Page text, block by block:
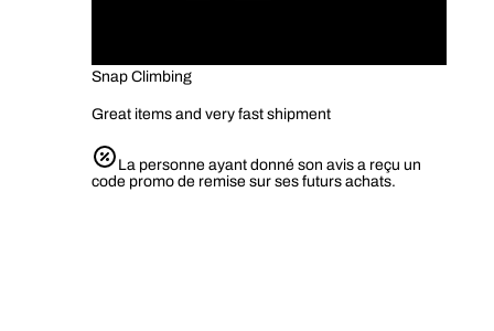
Snap Climbing
Great items and very fast shipment
La personne ayant donné son avis a reçu un
code promo de remise sur ses futurs achats.